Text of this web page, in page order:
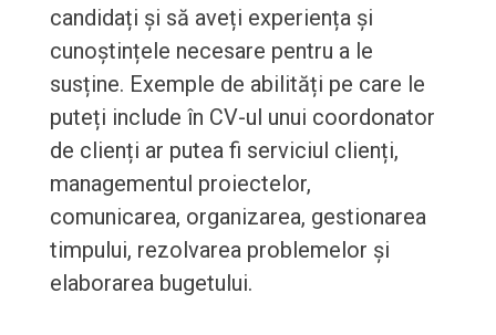
candidați și să aveți experiența și
cunoștințele necesare pentru a le
susține. Exemple de abilități pe care le
puteți include în CV-ul unui coordonator
de clienți ar putea fi serviciul clienți,
managementul proiectelor,
comunicarea, organizarea, gestionarea
timpului, rezolvarea problemelor și
elaborarea bugetului.